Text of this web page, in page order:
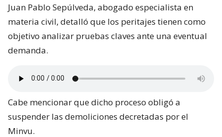
Juan Pablo Sepúlveda, abogado especialista en
materia civil, detalló que los peritajes tienen como
objetivo analizar pruebas claves ante una eventual
demanda.
Cabe mencionar que dicho proceso obligó a
suspender las demoliciones decretadas por el
Minvu.